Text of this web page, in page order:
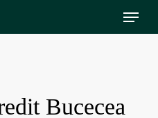
Menu
Bucecea